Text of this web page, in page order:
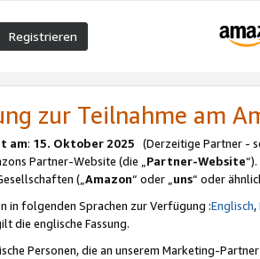
Registrieren
zur Teilnahme am
am: 15. Oktober 2025 (Derzeitige Partner -
Partner-Website (die „Partner-Website
(„Amazon“ oder „uns“ oder
in folgenden Sprachen zur Verfügung :Englisch,
die englische Fassung.
Personen, die an unserem Marketing-